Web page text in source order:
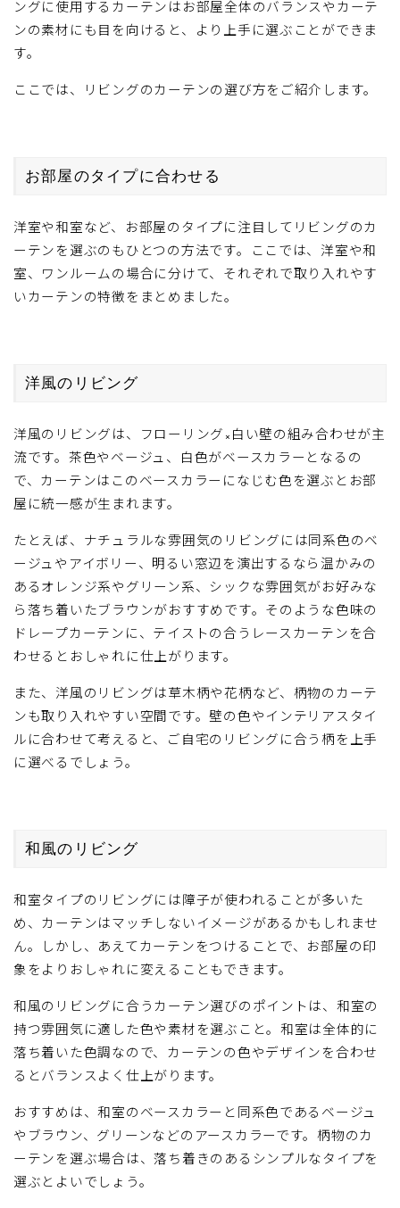
ングに使用するカーテンはお部屋全体のバランスやカーテ
ンの素材にも目を向けると、より上手に選ぶことができま
す。
ここでは、リビングのカーテンの選び方をご紹介します。
お部屋のタイプに合わせる
洋室や和室など、お部屋のタイプに注目してリビングのカ
ーテンを選ぶのもひとつの方法です。ここでは、洋室や和
室、ワンルームの場合に分けて、それぞれで取り入れやす
いカーテンの特徴をまとめました。
洋風のリビング
洋風のリビングは、フローリング×白い壁の組み合わせが主
流です。茶色やベージュ、白色がベースカラーとなるの
で、カーテンはこのベースカラーになじむ色を選ぶとお部
屋に統一感が生まれます。
たとえば、ナチュラルな雰囲気のリビングには同系色のベ
ージュやアイボリー、明るい窓辺を演出するなら温かみの
あるオレンジ系やグリーン系、シックな雰囲気がお好みな
ら落ち着いたブラウンがおすすめです。そのような色味の
ドレープカーテンに、テイストの合うレースカーテンを合
わせるとおしゃれに仕上がります。
また、洋風のリビングは草木柄や花柄など、柄物のカーテ
ンも取り入れやすい空間です。壁の色やインテリアスタイ
ルに合わせて考えると、ご自宅のリビングに合う柄を上手
に選べるでしょう。
和風のリビング
和室タイプのリビングには障子が使われることが多いた
め、カーテンはマッチしないイメージがあるかもしれませ
ん。しかし、あえてカーテンをつけることで、お部屋の印
象をよりおしゃれに変えることもできます。
和風のリビングに合うカーテン選びのポイントは、和室の
持つ雰囲気に適した色や素材を選ぶこと。和室は全体的に
落ち着いた色調なので、カーテンの色やデザインを合わせ
るとバランスよく仕上がります。
おすすめは、和室のベースカラーと同系色であるベージュ
やブラウン、グリーンなどのアースカラーです。柄物のカ
ーテンを選ぶ場合は、落ち着きのあるシンプルなタイプを
選ぶとよいでしょう。